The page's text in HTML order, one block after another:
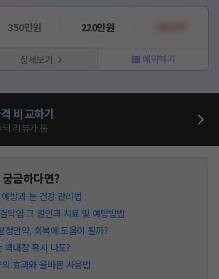
350만원 220만원
상세보기 예약하기
비교하기
리뷰가 등
금하다면?
방과 눈 건강 관리법
막염 그 원인과 치료 및 예방방법
청안약, 회복에 도움이 될까?
백내장 혹시 나도?
효과와 올바른 사용법